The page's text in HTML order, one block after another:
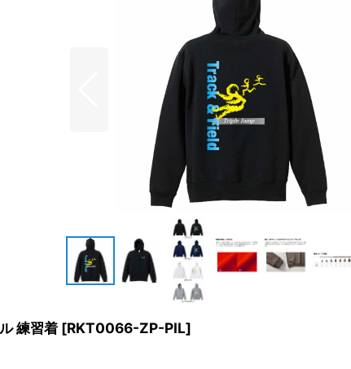
練習着 [RKT0066-ZP-PIL]